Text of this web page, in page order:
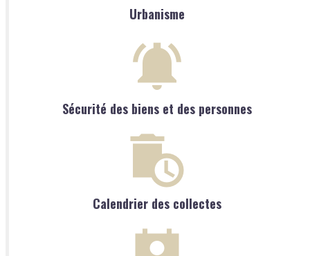
Urbanisme
Sécurité des biens et des personnes
Calendrier des collectes